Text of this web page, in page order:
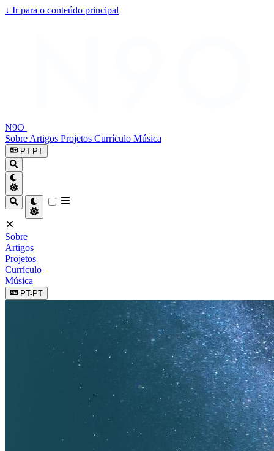
↓ Ir para o conteúdo principal
N9O
Sobre Artigos Projetos Currículo Música
PT-PT
Sobre
Artigos
Projetos
Currículo
Música
PT-PT